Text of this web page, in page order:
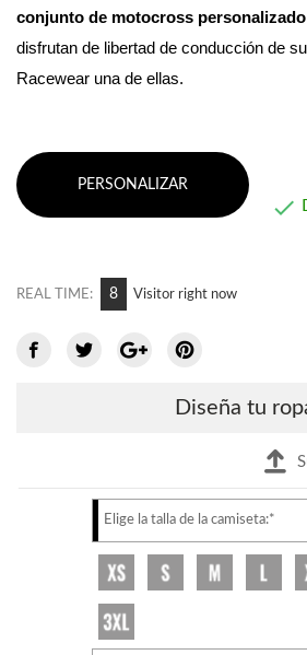
conjunto de motocross personalizado
disfrutan de libertad de conducción de
Racewear una de ellas.
PERSONALIZAR

REAL TIME: 8 Visitor right now
Diseña tu
Elige la talla de la camiseta:*